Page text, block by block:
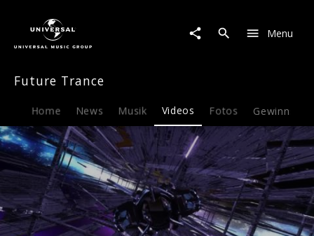
Video
Future
64
Menu
Future Trance
Home News Musik Videos Fotos Gewinnspiel
Play